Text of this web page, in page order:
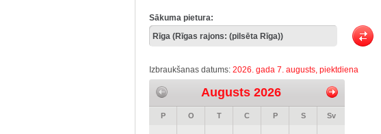
Sākuma pietura:
Izbraukšanas datums: 2026. gada 7. augusts, piektdiena
Augusts 2026
P O T C P S Sv